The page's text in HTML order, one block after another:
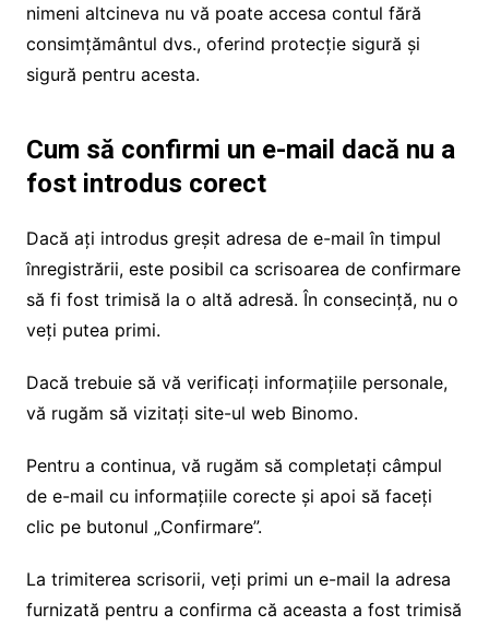
nimeni altcineva nu vă poate accesa contul fără
consimțământul dvs., oferind protecție sigură și
sigură pentru acesta.
Cum să confirmi un e-mail dacă nu a
fost introdus corect
Dacă ați introdus greșit adresa de e-mail în timpul
înregistrării, este posibil ca scrisoarea de confirmare
să fi fost trimisă la o altă adresă. În consecință, nu o
veți putea primi.
Dacă trebuie să vă verificați informațiile personale,
vă rugăm să vizitați site-ul web Binomo.
Pentru a continua, vă rugăm să completați câmpul
de e-mail cu informațiile corecte și apoi să faceți
clic pe butonul „Confirmare”.
La trimiterea scrisorii, veți primi un e-mail la adresa
furnizată pentru a confirma că aceasta a fost trimisă